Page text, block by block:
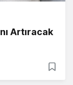
Artıracak